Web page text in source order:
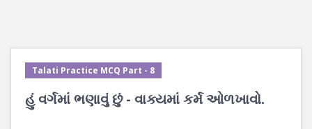
Talati Practice MCQ Part - 8
હું વર્ગમાં ભણાવું છું - વાક્યમાં કર્મ ઓળખાવો.